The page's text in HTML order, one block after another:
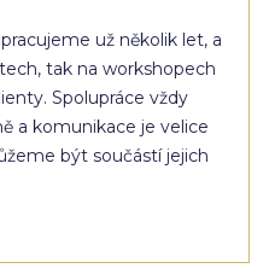
už několik let, a
tak na workshopech
Spolupráce vždy
a komunikace je velice
být součástí jejich